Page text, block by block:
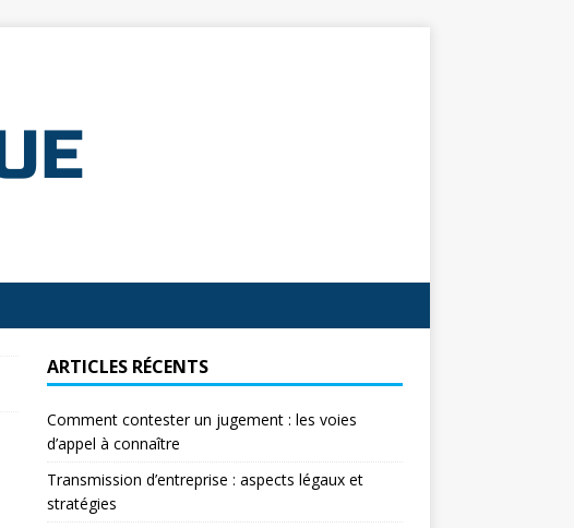
ARTICLES RÉCENTS
Comment contester un jugement : les voies
d’appel à connaître
Transmission d’entreprise : aspects légaux et
stratégies